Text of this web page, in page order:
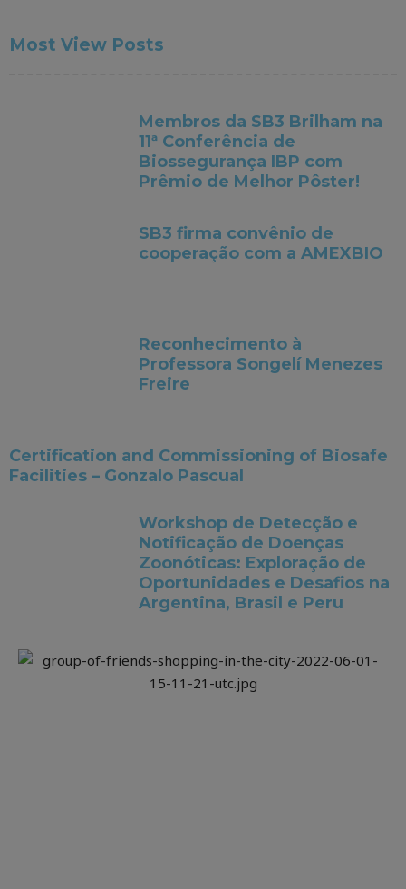
Most View Posts
Membros da SB3 Brilham na
11ª Conferência de
Biossegurança IBP com
Prêmio de Melhor Pôster!
SB3 firma convênio de
cooperação com a AMEXBIO
Reconhecimento à
Professora Songelí Menezes
Freire
Certification and Commissioning of Biosafe
Facilities – Gonzalo Pascual
Workshop de Detecção e
Notificação de Doenças
Zoonóticas: Exploração de
Oportunidades e Desafios na
Argentina, Brasil e Peru